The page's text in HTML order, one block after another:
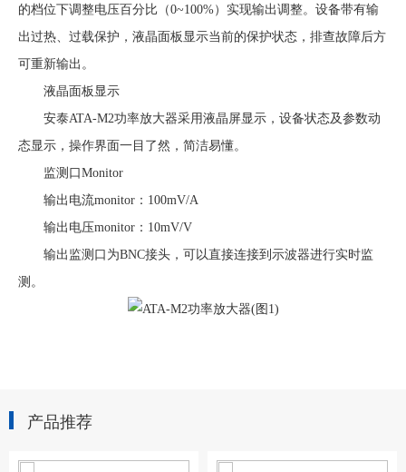
的档位下调整电压百分比（0~100%）实现输出调整。设备带有输
出过热、过载保护，液晶面板显示当前的保护状态，排查故障后方
可重新输出。
液晶面板显示
安泰ATA-M2功率放大器采用液晶屏显示，设备状态及参数动
态显示，操作界面一目了然，简洁易懂。
监测口Monitor
输出电流monitor：100mV/A
输出电压monitor：10mV/V
输出监测口为BNC接头，可以直接连接到示波器进行实时监
测。
产品推荐